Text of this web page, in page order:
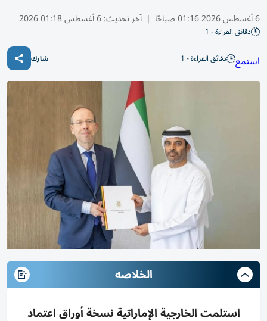
6 أغسطس 2026 01:16 صباحًا | آخر تحديث:6 أغسطس 01:18 2026
دقائق القراءة - 1
استمع دقائق القراءة - 1 شارك
الخلاصه
استلمت الخارجية الإماراتية نسخة أوراق اعتماد